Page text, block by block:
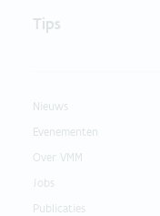
Tips
Nieuws
Evenementen
Over VMM
Jobs
Publicaties